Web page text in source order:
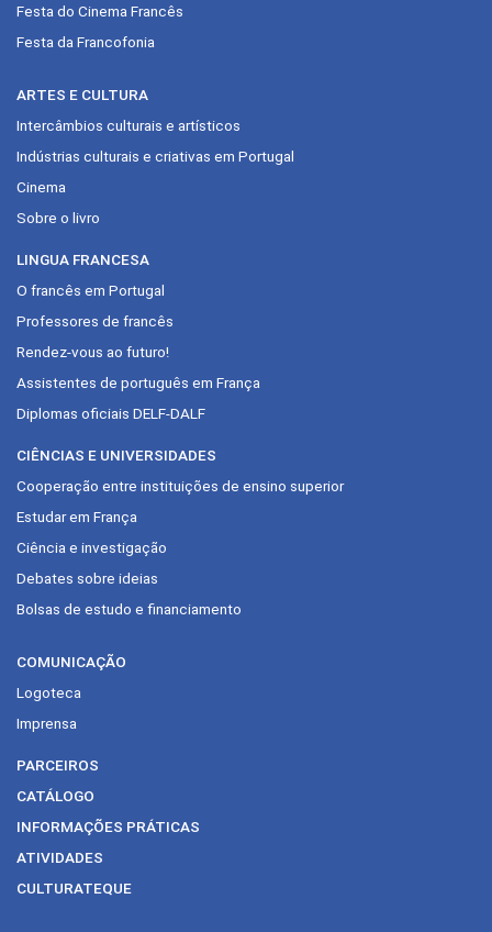
Festa do Cinema Francês
Festa da Francofonia
ARTES E CULTURA
Intercâmbios culturais e artísticos
Indústrias culturais e criativas em Portugal
Cinema
Sobre o livro
LINGUA FRANCESA
O francês em Portugal
Professores de francês
Rendez-vous ao futuro!
Assistentes de português em França
Diplomas oficiais DELF-DALF
CIÊNCIAS E UNIVERSIDADES
Cooperação entre instituições de ensino superior
Estudar em França
Ciência e investigação
Debates sobre ideias
Bolsas de estudo e financiamento
COMUNICAÇÃO
Logoteca
Imprensa
PARCEIROS
CATÁLOGO
INFORMAÇÕES PRÁTICAS
ATIVIDADES
CULTURATEQUE